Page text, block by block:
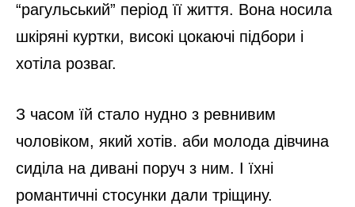
“рагульський” період її життя. Вона носила
шкіряні куртки, високі цокаючі підбори і
хотіла розваг.
З часом їй стало нудно з ревнивим
чоловіком, який хотів. аби молода дівчина
сиділа на дивані поруч з ним. І їхні
романтичні стосунки дали тріщину.